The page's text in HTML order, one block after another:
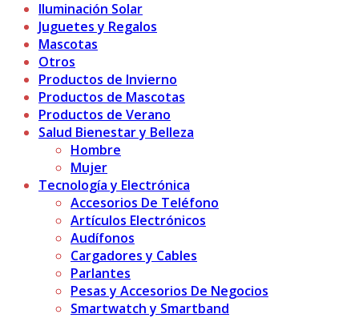
Iluminación Solar
Juguetes y Regalos
Mascotas
Otros
Productos de Invierno
Productos de Mascotas
Productos de Verano
Salud Bienestar y Belleza
Hombre
Mujer
Tecnología y Electrónica
Accesorios De Teléfono
Artículos Electrónicos
Audífonos
Cargadores y Cables
Parlantes
Pesas y Accesorios De Negocios
Smartwatch y Smartband